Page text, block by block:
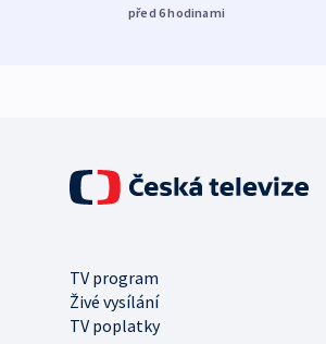
před 6hodinami
TV program
Živé vysílání
TV poplatky